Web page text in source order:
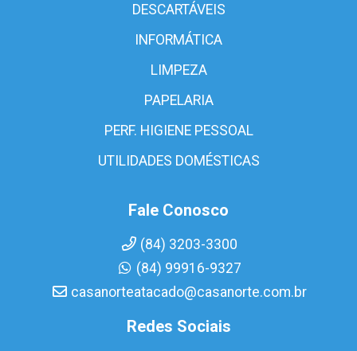
DESCARTÁVEIS
INFORMÁTICA
LIMPEZA
PAPELARIA
PERF. HIGIENE PESSOAL
UTILIDADES DOMÉSTICAS
Fale Conosco
(84) 3203-3300
(84) 99916-9327
casanorteatacado@casanorte.com.br
Redes Sociais